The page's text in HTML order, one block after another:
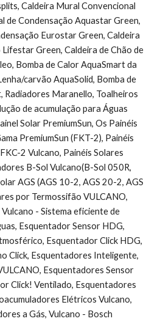
Caldeira Mural Convencional
de Condensação Aquastar Green,
Eurostar Green, Caldeira
Green, Caldeira de Chão de
Bomba de Calor AquaSmart da
carvão AquaSolid, Bomba de
Radiadores Maranello, Toalheiros
de acumulação para Águas
Solar PremiumSun, Os Painéis
PremiumSun (FKT-2), Painéis
2 Vulcano, Painéis Solares
B-Sol Vulcano(B-Sol 050R,
AGS (AGS 10-2, AGS 20-2, AGS
por Termossifão VULCANO,
- Sistema eficiente de
Esquentador Sensor HDG,
Esquentador Click HDG,
Click, Esquentadores Inteligente,
Esquentadores Sensor
Click! Ventilado, Esquentadores
Elétricos Vulcano,
a Gás, Vulcano - Bosch